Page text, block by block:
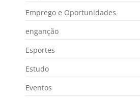
Emprego e Oportunidades
enganção
Esportes
Estudo
Eventos